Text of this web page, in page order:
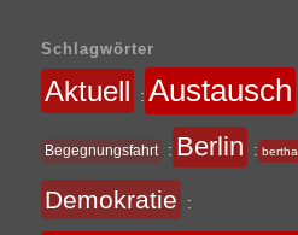
Schlagwörter
Aktuell : Austausch
Begegnungsfahrt : Berlin : bertha
Demokratie :